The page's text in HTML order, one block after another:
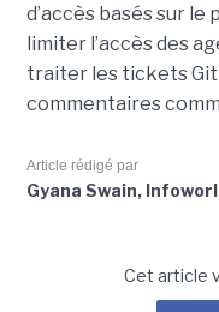
d’accès basés sur
limiter l’accès des
traiter les tickets
commentaires
Article rédigé par
Gyana Swain,
Cet article